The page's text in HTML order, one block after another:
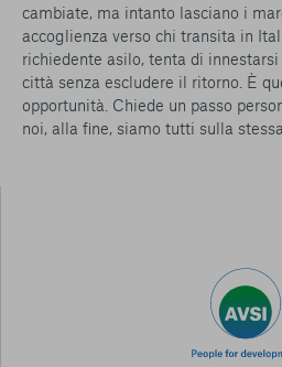
cambiate, ma intanto lasciano i
accoglienza verso chi transita in
richiedente asilo, tenta di
città senza escludere il ritorno. È
opportunità. Chiede un passo
noi, alla fine, siamo tutti sulla